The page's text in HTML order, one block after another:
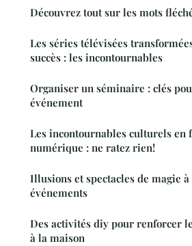
Découvrez tout sur les mots
Les séries télévisées
succès : les incontournables
Organiser un séminaire : clés
événement
Les incontournables culturels en
numérique : ne ratez rien!
Illusions et spectacles de magie
événements
Des activités diy pour renforcer
à la maison